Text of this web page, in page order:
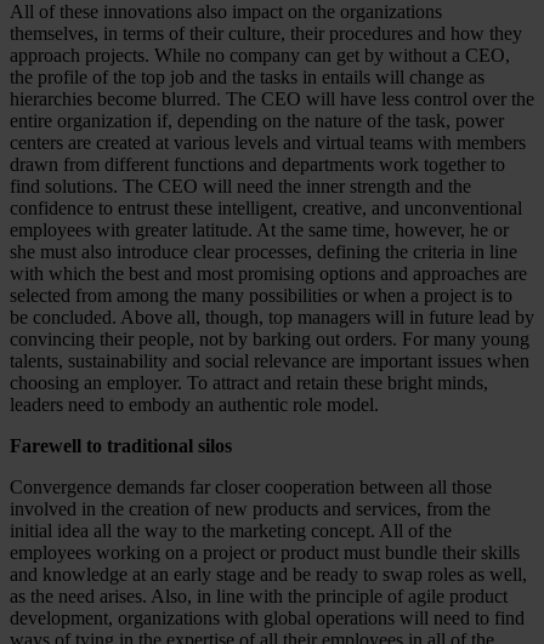
All of these innovations also impact on the organizations
themselves, in terms of their culture, their procedures and how they
approach projects. While no company can get by without a CEO,
the profile of the top job and the tasks in entails will change as
hierarchies become blurred. The CEO will have less control over the
entire organization if, depending on the nature of the task, power
centers are created at various levels and virtual teams with members
drawn from different functions and departments work together to
find solutions. The CEO will need the inner strength and the
confidence to entrust these intelligent, creative, and unconventional
employees with greater latitude. At the same time, however, he or
she must also introduce clear processes, defining the criteria in line
with which the best and most promising options and approaches are
selected from among the many possibilities or when a project is to
be concluded. Above all, though, top managers will in future lead by
convincing their people, not by barking out orders. For many young
talents, sustainability and social relevance are important issues when
choosing an employer. To attract and retain these bright minds,
leaders need to embody an authentic role model.
Farewell to traditional silos
Convergence demands far closer cooperation between all those
involved in the creation of new products and services, from the
initial idea all the way to the marketing concept. All of the
employees working on a project or product must bundle their skills
and knowledge at an early stage and be ready to swap roles as well,
as the need arises. Also, in line with the principle of agile product
development, organizations with global operations will need to find